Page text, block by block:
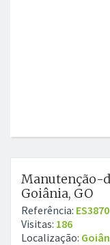
Manutenção-
Goiânia, GO
Referência: ES3870
Visitas: 186
Localização:
GRÁTIS